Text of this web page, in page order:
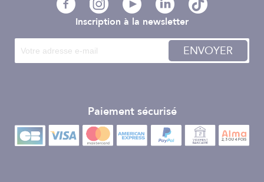
Inscription à la newsletter
ENVOYER
Paiement sécurisé